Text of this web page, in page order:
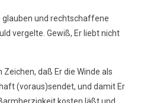
glauben und rechtschaffene
vergelte. Gewiß, Er liebt nicht
daß Er die Winde als
(voraus)sendet, und damit Er